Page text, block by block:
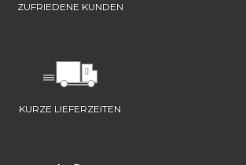
ZUFRIEDENE KUNDEN
KURZE LIEFERZEITEN